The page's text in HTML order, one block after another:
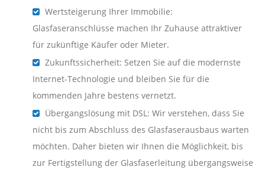
Wertsteigerung Ihrer Immobilie:
Glasfaseranschlüsse machen Ihr Zuhause attraktiver
für zukünftige Käufer oder Mieter.
Zukunftssicherheit: Setzen Sie auf die modernste
Internet-Technologie und bleiben Sie für die
kommenden Jahre bestens vernetzt.
Übergangslösung mit DSL: Wir verstehen, dass Sie
nicht bis zum Abschluss des Glasfaserausbaus warten
möchten. Daher bieten wir Ihnen die Möglichkeit, bis
zur Fertigstellung der Glasfaserleitung übergangsweise